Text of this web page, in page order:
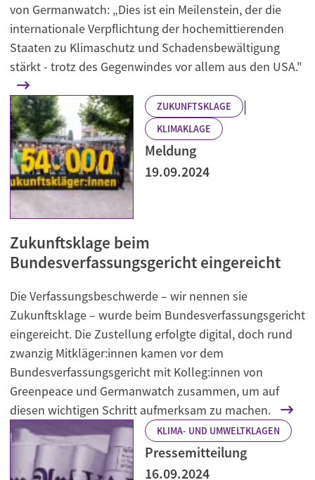
von Germanwatch: „Dies ist ein Meilenstein, der die
internationale Verpflichtung der hochemittierenden
Staaten zu Klimaschutz und Schadensbewältigung
stärkt - trotz des Gegenwindes vor allem aus den USA."
ZUKUNFTSKLAGE |
KLIMAKLAGE
Meldung
19.09.2024
Zukunftsklage beim
Bundesverfassungsgericht eingereicht
Die Verfassungsbeschwerde – wir nennen sie
Zukunftsklage – wurde beim Bundesverfassungsgericht
eingereicht. Die Zustellung erfolgte digital, doch rund
zwanzig Mitkläger:innen kamen vor dem
Bundesverfassungsgericht mit Kolleg:innen von
Greenpeace und Germanwatch zusammen, um auf
diesen wichtigen Schritt aufmerksam zu machen.
KLIMA- UND UMWELTKLAGEN
Pressemitteilung
16.09.2024